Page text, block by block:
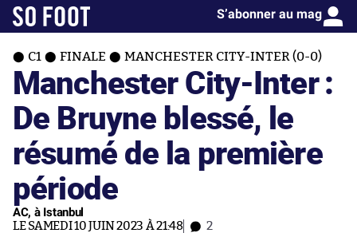
S’abonner au mag
C1 FINALE MANCHESTER CITY-INTER (0-0)
Manchester City-Inter :
De Bruyne blessé, le
résumé de la première
période
AC, à Istanbul
LE SAMEDI 10 JUIN 2023 À 21:48 2